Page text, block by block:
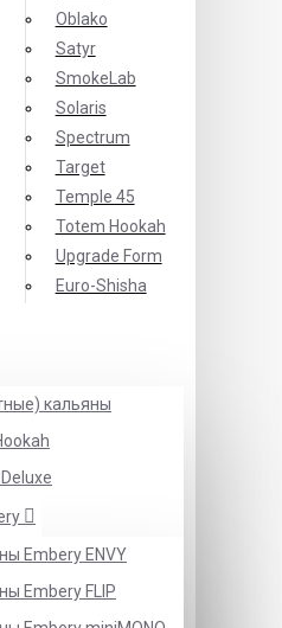
Oblako
Satyr
SmokeLab
Solaris
Spectrum
Target
Temple 45
Totem Hookah
Upgrade Form
Еuro-Shisha
кальяны
Embery ENVY
Embery FLIP